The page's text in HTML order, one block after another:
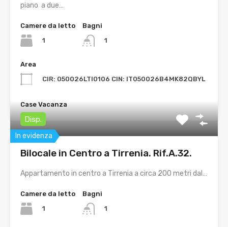
piano a due…
Camere da letto
1
Bagni
1
Area
CIR: 050026LTI0106 CIN: IT050026B4MK82QBYL
Case Vacanza
In evidenza
Disp.
Bilocale in Centro a Tirrenia. Rif.A.32.
Appartamento in centro a Tirrenia a circa 200 metri dal…
Camere da letto
1
Bagni
1